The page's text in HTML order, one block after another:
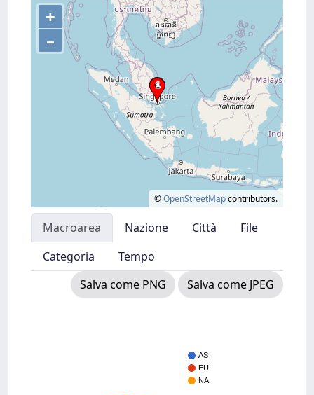
+
–
©OpenStreetMapcontributors.
Macroarea Nazione Città
File
Categoria
Tempo
Salva come PNG
Salva come JPEG
AS
EU
NA